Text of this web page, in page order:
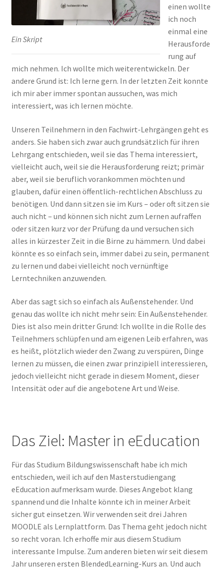
Ein Skript
einen wollte
ich noch
einmal eine
Herausforde
rung auf
mich nehmen. Ich wollte mich weiterentwickeln. Der
andere Grund ist: Ich lerne gern. In der letzten Zeit konnte
ich mir aber immer spontan aussuchen, was mich
interessiert, was ich lernen möchte.
Unseren Teilnehmern in den Fachwirt-Lehrgängen geht es
anders. Sie haben sich zwar auch grundsätzlich für ihren
Lehrgang entschieden, weil sie das Thema interessiert,
vielleicht auch, weil sie die Herausforderung reizt; primär
aber, weil sie beruflich vorankommen möchten und
glauben, dafür einen öffentlich-rechtlichen Abschluss zu
benötigen. Und dann sitzen sie im Kurs – oder oft sitzen sie
auch nicht – und können sich nicht zum Lernen aufraffen
oder sitzen kurz vor der Prüfung da und versuchen sich
alles in kürzester Zeit in die Birne zu hämmern. Und dabei
könnte es so einfach sein, immer dabei zu sein, permanent
zu lernen und dabei vielleicht noch vernünftige
Lerntechniken anzuwenden.
Aber das sagt sich so einfach als Außenstehender. Und
genau das wollte ich nicht mehr sein: Ein Außenstehender.
Dies ist also mein dritter Grund: Ich wollte in die Rolle des
Teilnehmers schlüpfen und am eigenen Leib erfahren, was
es heißt, plötzlich wieder den Zwang zu verspüren, Dinge
lernen zu müssen, die einen zwar prinzipiell interessieren,
jedoch vielleicht nicht gerade in diesem Moment, dieser
Intensität oder auf die angebotene Art und Weise.
Das Ziel: Master in eEducation
Für das Studium Bildungswissenschaft habe ich mich
entschieden, weil ich auf den Masterstudiengang
eEducation aufmerksam wurde. Dieses Angebot klang
spannend und die Inhalte könnte ich in meiner Arbeit
sicher gut einsetzen. Wir verwenden seit drei Jahren
MOODLE als Lernplattform. Das Thema geht jedoch nicht
so recht voran. Ich erhoffe mir aus diesem Studium
interessante Impulse. Zum anderen bieten wir seit diesem
Jahr unseren ersten BlendedLearning-Kurs an. Und auch